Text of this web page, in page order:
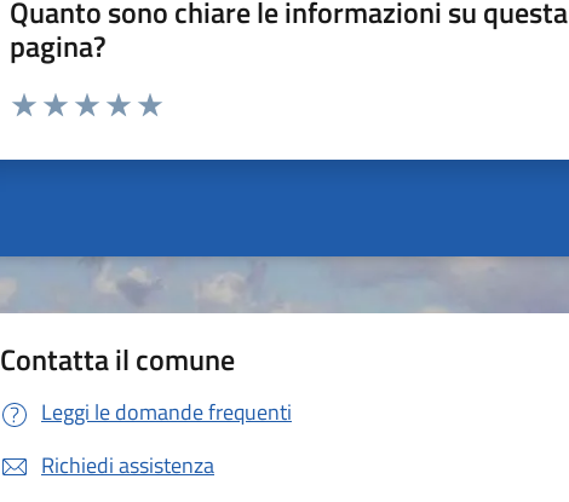
Quanto sono chiare le informazioni su questa
pagina?
Valuta da 1 a 5 stelle la pagina
Contatta il comune
Leggi le domande frequenti
Richiedi assistenza